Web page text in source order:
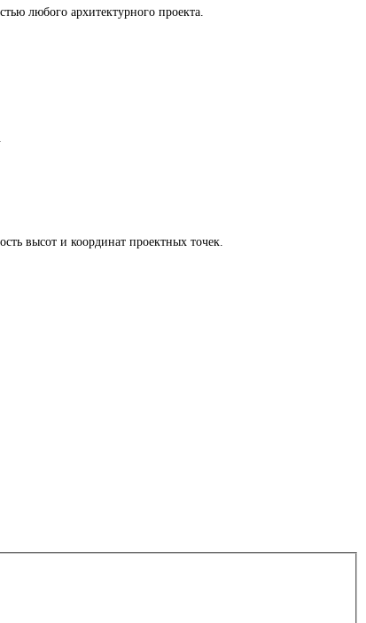
любого архитектурного проекта.
высот и координат проектных точек.